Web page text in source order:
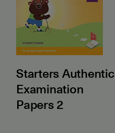
Starters Authentic
Examination
Papers 2